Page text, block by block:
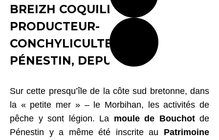
BREIZH COQUILLAGES –
PRODUCTEUR-
CONCHYLICULTEUR À
PÉNESTIN, DEPUIS 1990
Sur cette presqu’île de la côte sud bretonne, dans
la « petite mer » – le Morbihan, les activités de
pêche y sont légion. La moule de Bouchotde
Pénestin y a même été inscrite au Patrimoine